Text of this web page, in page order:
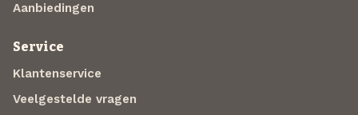
Aanbiedingen
Service
Klantenservice
Veelgestelde vragen